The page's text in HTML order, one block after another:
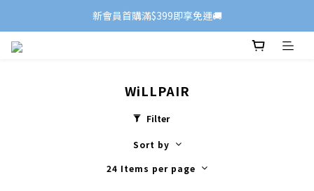
新會員首購滿$399即享免運🚚
WiLLPAIR
Filter
Sort by
24 Items per page